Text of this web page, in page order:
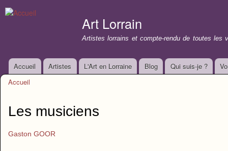
Art Lorrain
Artistes lorrains et compte-rendu de toutes les
Menu principal
Accueil Artistes L'Art en Lorraine Blog Qui suis-je ?
Accueil
Les musiciens
Gaston GOOR